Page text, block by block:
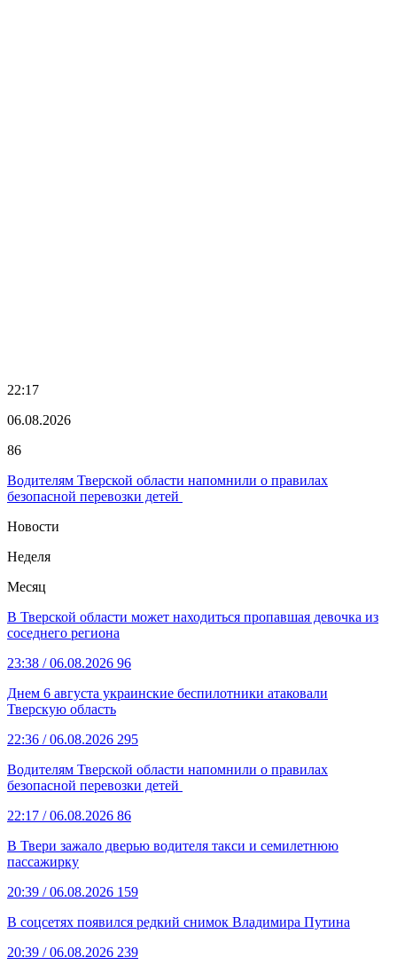
22:17
06.08.2026
86
Водителям Тверской области напомнили о правилах
безопасной перевозки детей
Новости
Неделя
Месяц
В Тверской области может находиться пропавшая девочка из
соседнего региона
23:38 / 06.08.2026 96
Днем 6 августа украинские беспилотники атаковали
Тверскую область
22:36 / 06.08.2026 295
Водителям Тверской области напомнили о правилах
безопасной перевозки детей
22:17 / 06.08.2026 86
В Твери зажало дверью водителя такси и семилетнюю
пассажирку
20:39 / 06.08.2026 159
В соцсетях появился редкий снимок Владимира Путина
20:39 / 06.08.2026 239